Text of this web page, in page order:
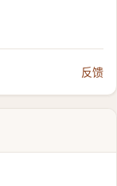
反馈